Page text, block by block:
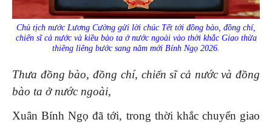
Chủ tịch nước Lương Cường gửi lời chúc Tết tới đồng bào, đồng chí,
chiến sĩ cả nước và kiều bào ta ở nước ngoài vào thời khắc Giao thừa
thiêng liêng bước sang năm mới Bính Ngọ 2026.
Thưa đồng bào, đồng chí, chiến sĩ cả nước và đồng
bào ta ở nước ngoài,
Xuân Bính Ngọ đã tới, trong thời khắc chuyển giao